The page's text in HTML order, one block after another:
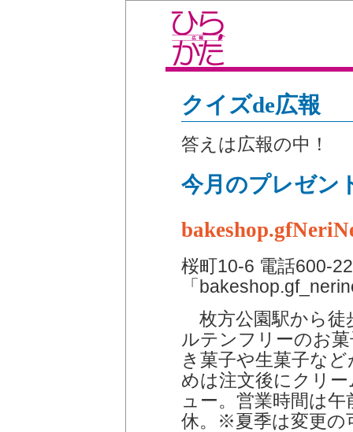
クイズde広報
答えは広報の中！
今月のプレゼン
桜町10-6 電話600-
「
枚方公園駅から徒
ルテンフリーのお
き菓子や生菓子な
めは注文後にクリ
ュー。営業時間は
休。※夏季は変更の